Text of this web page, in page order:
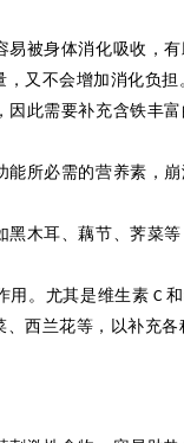
易被身体消化吸收，
又不会增加消化负担
因此需要补充含铁丰
能所必需的营养素，
黑木耳、藕节、荠菜
用。尤其是维生素 C
西兰花等，以补充各